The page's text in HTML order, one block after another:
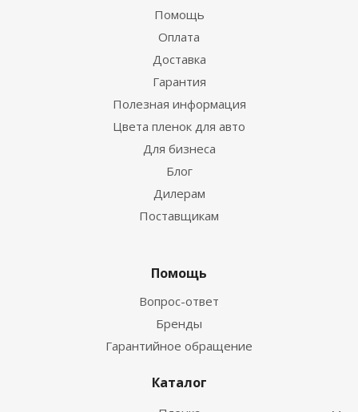
Помощь
Оплата
Доставка
Гарантия
Полезная информация
Цвета пленок для авто
Для бизнеса
Блог
Дилерам
Поставщикам
Помощь
Вопрос-ответ
Бренды
Гарантийное обращение
Каталог